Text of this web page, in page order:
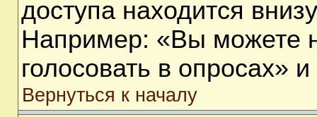
доступа находится
Например: «Вы можете
голосовать в опросах» и
Вернуться к началу